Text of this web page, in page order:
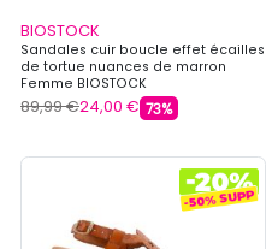
BIOSTOCK
Sandales cuir boucle effet écailles
de tortue nuances de marron
Femme BIOSTOCK
89,99 €24,00 € 73%